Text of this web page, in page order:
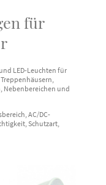
für
LED-Leuchten für
Nebenbereichen und
AC/DC-
Schutzart,